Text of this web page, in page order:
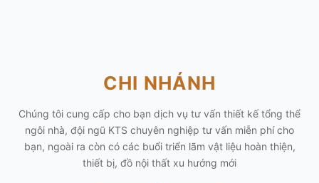
CHI NHÁNH
Chúng tôi cung cấp cho bạn dịch vụ tư vấn thiết kế tổng thể
ngôi nhà, đội ngũ KTS chuyên nghiệp tư vấn miễn phí cho
bạn, ngoài ra còn có các buổi triển lãm vật liệu hoàn thiện,
thiết bị, đồ nội thất xu hướng mới